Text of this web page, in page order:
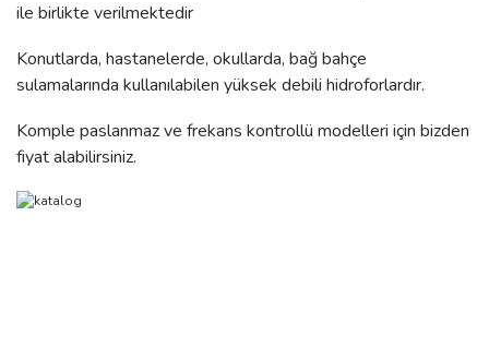
ile birlikte verilmektedir
Konutlarda, hastanelerde, okullarda, bağ bahçe
sulamalarında kullanılabilen yüksek debili hidroforlardır.
Komple paslanmaz ve frekans kontrollü modelleri için bizden
fiyat alabilirsiniz.